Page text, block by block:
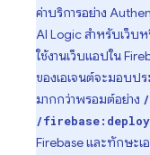
ค่าบริการอย่าง
AI Logicสำหรับเว็บ
ใช้งานเว็บแอปใน
ของเอเจนต์จะมอบป
มากกว่าพรอมต์อย่าง
/firebase:deploy
Firebase และทักษะเ